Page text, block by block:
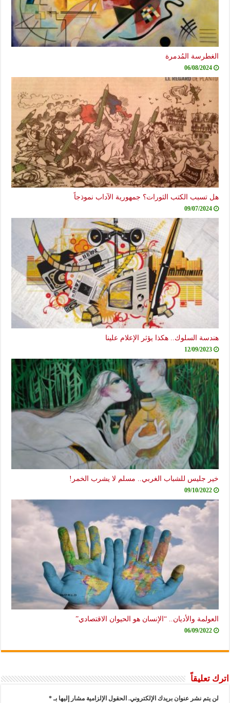
الغطرسة المُدمرة
06/08/2024
هل تسبب الكتب الثورات؟ جمهورية الآداب نموذجاً
09/07/2024
هندسة السلوك.. هكذا يؤثر الإعلام علينا
12/09/2023
خير جليس للشباب الغربي.. مسلم لا يشرب الخمر!
09/10/2022
العولمة والأديان.. “الإنسان هو الحيوان الاقتصادي”
06/09/2022
اترك تعليقاً
لن يتم نشر عنوان بريدك الإلكتروني. الحقول الإلزامية مشار إليها بـ*